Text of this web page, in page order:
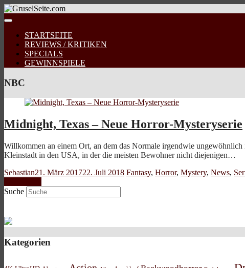
STARTSEITE
REVIEWS / KRITIKEN
SPECIALS
GEWINNSPIELE
NBC
Midnight, Texas – Neue Horror-Mysteryserie
Willkommen an einem Ort, an dem das Normale irgendwie
Kleinstadt in den USA, in der die meisten Bewohner nicht diejenigen…
Sebastian21. März 201722. Juli 2018 Fantasy, Horror, Mystery, News,
Suche
Kategorien